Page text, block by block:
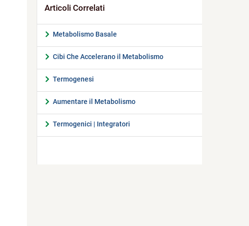
Metabolismo Basale
Cibi Che Accelerano il Metabolismo
Termogenesi
Aumentare il Metabolismo
Termogenici | Integratori